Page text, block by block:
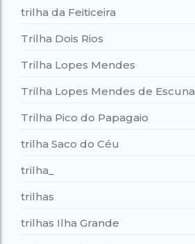
trilha da Feiticeira
Trilha Dois Rios
Trilha Lopes Mendes
Trilha Lopes Mendes de Escuna
Trilha Pico do Papagaio
trilha Saco do Céu
trilha_
trilhas
trilhas Ilha Grande